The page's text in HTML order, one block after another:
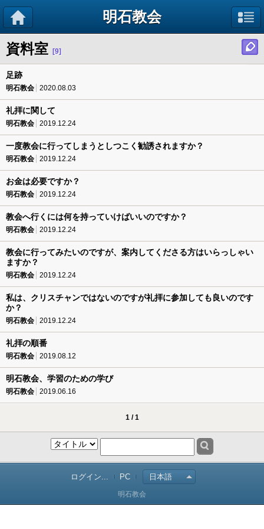
明石教会
資料室 [9]
足跡
明石教会 2020.08.03
礼拝に関して
明石教会 2019.12.24
一度教会に行ってしまうとしつこく勧誘されますか？
明石教会 2019.12.24
お金は必要ですか？
明石教会 2019.12.24
教会へ行くには何を持っていけばいいのですか？
明石教会 2019.12.24
教会に行ってみたいのですが、案内してくださる方はいらっしゃい
ますか？
明石教会 2019.12.24
私は、クリスチャンではないのですが礼拝に参加しても良いのです
か？
明石教会 2019.12.24
礼拝の順番
明石教会 2019.08.12
明石教会、学習のための学び
明石教会 2019.06.16
1 / 1
ログイン... PC 日本語
明石教会